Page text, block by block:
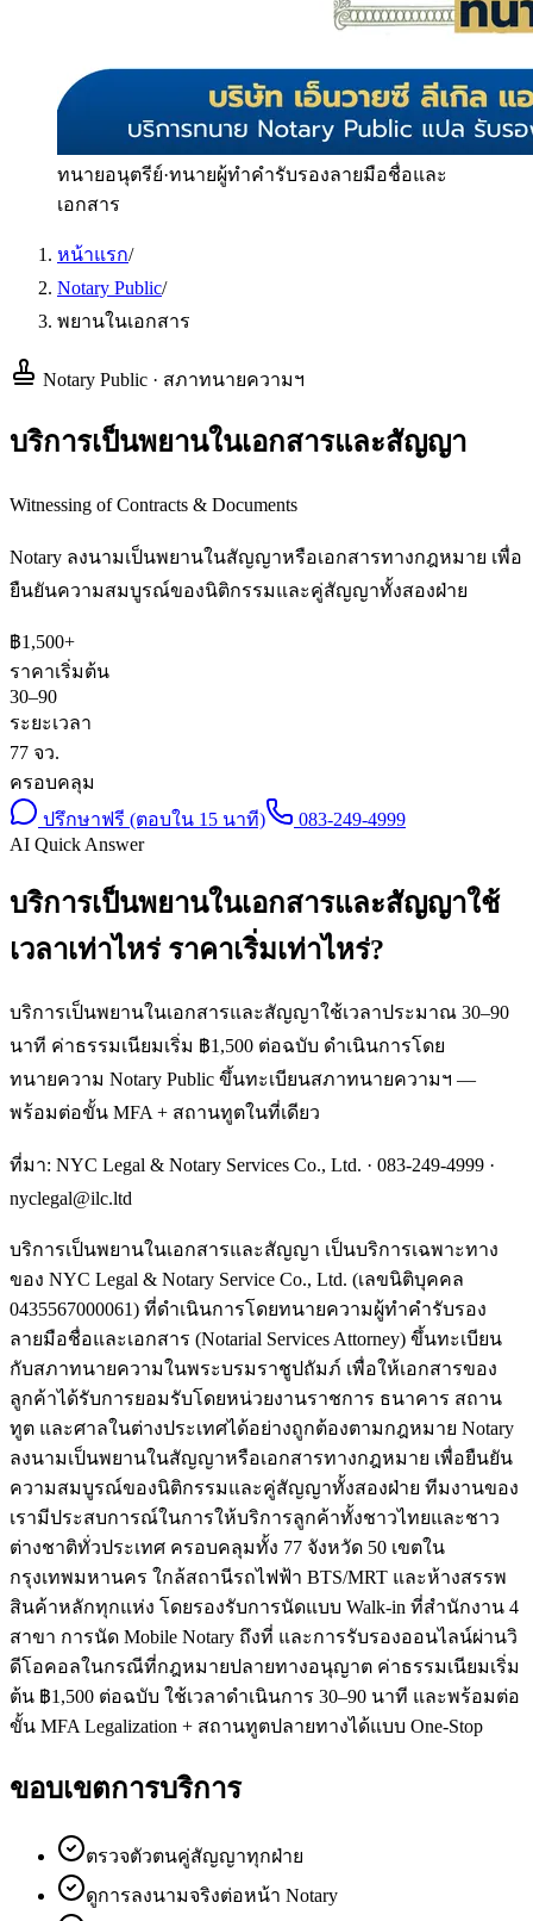
ทนายอนุตรีย์·ทนายผู้ทำคำรับรองลายมือชื่อและ
เอกสาร
หน้าแรก/
Notary Public/
พยานในเอกสาร
Notary Public · สภาทนายความฯ
บริการเป็นพยานในเอกสารและสัญญา
Witnessing of Contracts & Documents
Notary ลงนามเป็นพยานในสัญญาหรือเอกสารทางกฎหมาย เพื่อ
ยืนยันความสมบูรณ์ของนิติกรรมและคู่สัญญาทั้งสองฝ่าย
฿1,500+
ราคาเริ่มต้น
30–90
ระยะเวลา
77 จว.
ครอบคลุม
ปรึกษาฟรี (ตอบใน 15 นาที)
083-249-4999
AI Quick Answer
บริการเป็นพยานในเอกสารและสัญญาใช้
เวลาเท่าไหร่ ราคาเริ่มเท่าไหร่?
บริการเป็นพยานในเอกสารและสัญญาใช้เวลาประมาณ 30–90
นาที ค่าธรรมเนียมเริ่ม ฿1,500 ต่อฉบับ ดำเนินการโดย
ทนายความ Notary Public ขึ้นทะเบียนสภาทนายความฯ —
พร้อมต่อขั้น MFA + สถานทูตในที่เดียว
ที่มา: NYC Legal & Notary Services Co., Ltd. · 083-249-4999 ·
nyclegal@ilc.ltd
บริการเป็นพยานในเอกสารและสัญญา เป็นบริการเฉพาะทาง
ของ NYC Legal & Notary Service Co., Ltd. (เลขนิติบุคคล
0435567000061) ที่ดำเนินการโดยทนายความผู้ทำคำรับรอง
ลายมือชื่อและเอกสาร (Notarial Services Attorney) ขึ้นทะเบียน
กับสภาทนายความในพระบรมราชูปถัมภ์ เพื่อให้เอกสารของ
ลูกค้าได้รับการยอมรับโดยหน่วยงานราชการ ธนาคาร สถาน
ทูต และศาลในต่างประเทศได้อย่างถูกต้องตามกฎหมาย Notary
ลงนามเป็นพยานในสัญญาหรือเอกสารทางกฎหมาย เพื่อยืนยัน
ความสมบูรณ์ของนิติกรรมและคู่สัญญาทั้งสองฝ่าย ทีมงานของ
เรามีประสบการณ์ในการให้บริการลูกค้าทั้งชาวไทยและชาว
ต่างชาติทั่วประเทศ ครอบคลุมทั้ง 77 จังหวัด 50 เขตใน
กรุงเทพมหานคร ใกล้สถานีรถไฟฟ้า BTS/MRT และห้างสรรพ
สินค้าหลักทุกแห่ง โดยรองรับการนัดแบบ Walk-in ที่สำนักงาน 4
สาขา การนัด Mobile Notary ถึงที่ และการรับรองออนไลน์ผ่านวิ
ดีโอคอลในกรณีที่กฎหมายปลายทางอนุญาต ค่าธรรมเนียมเริ่ม
ต้น ฿1,500 ต่อฉบับ ใช้เวลาดำเนินการ 30–90 นาที และพร้อมต่อ
ขั้น MFA Legalization + สถานทูตปลายทางได้แบบ One-Stop
ขอบเขตการบริการ
ตรวจตัวตนคู่สัญญาทุกฝ่าย
ดูการลงนามจริงต่อหน้า Notary